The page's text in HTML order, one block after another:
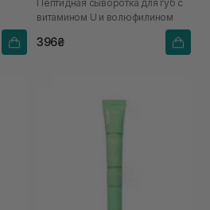
Пептидная сыворотка для губ с
витамином U и волюфилином
396₴